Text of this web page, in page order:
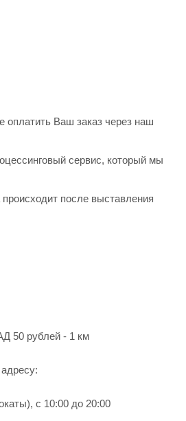
оплатить Ваш заказ через наш
сервис, который мы
после выставления
50 рублей - 1 км
с 10:00 до 20:00